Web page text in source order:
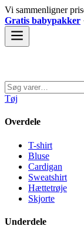
Spring
til
indhold
Vi sammenligner
Gratis babypakker
Søg
efter:
Tøj
Overdele
T-shirt
Bluse
Cardigan
Sweatshirt
Hættetrøje
Skjorte
Underdele